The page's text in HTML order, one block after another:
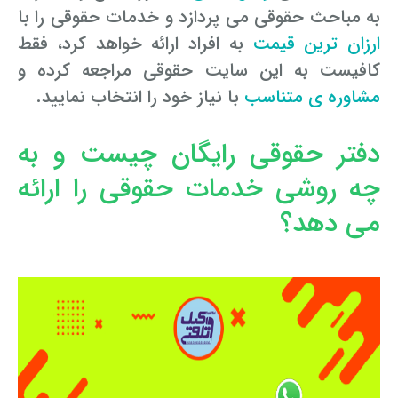
تبانی در معاملات دولتی
اوراق کردن اتومبیل بدون مجوز قانونی
شکایت از آلودگی صوتی
وکیل کیفری آنلاین
رویکرد حادثه بدون شاهد
به مباحث حقوقی می پردازد و خدمات حقوقی را با
ارزان ترین قیمت به افراد ارائه خواهد کرد، فقط
کافیست به این سایت حقوقی مراجعه کرده و
مشاوره ی متناسب با نیاز خود را انتخاب نمایید.
دفتر حقوقی رایگان چیست و به
چه روشی خدمات حقوقی را ارائه
می دهد؟